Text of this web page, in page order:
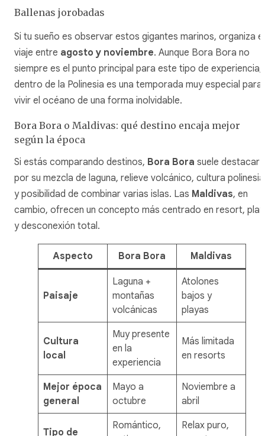
Ballenas jorobadas
Si tu sueño es observar estos gigantes marinos, organiza el
viaje entre agosto y noviembre. Aunque Bora Bora no
siempre es el punto principal para este tipo de experiencia,
dentro de la Polinesia es una temporada muy especial para
vivir el océano de una forma inolvidable.
Bora Bora o Maldivas: qué destino encaja mejor
según la época
Si estás comparando destinos, Bora Bora suele destacar
por su mezcla de laguna, relieve volcánico, cultura polinesia
y posibilidad de combinar varias islas. Las Maldivas, en
cambio, ofrecen un concepto más centrado en resort,
y desconexión total.
Aspecto Bora Bora Maldivas
Paisaje
Laguna +
montañas
volcánicas
Atolones
bajos y
playas
Cultura
local
Muy presente
en la
experiencia
Más limitada
en resorts
Mejor época
general
Mayo a
octubre
Noviembre a
abril
Tipo de
Romántico,
Relax puro,